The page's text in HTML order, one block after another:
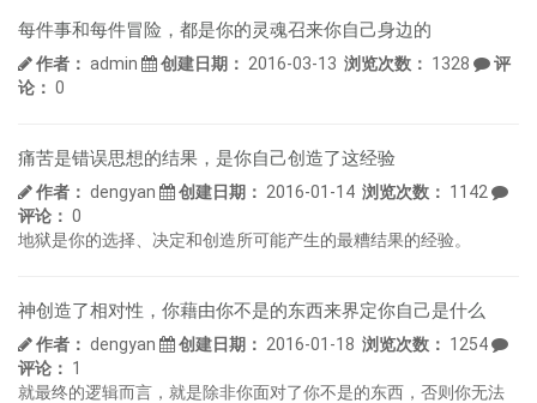
每件事和每件冒险，都是你的灵魂召来你自己身边的
作者： admin 创建日期： 2016-03-13 浏览次数： 1328
评
论： 0
痛苦是错误思想的结果，是你自己创造了这经验
作者： dengyan 创建日期： 2016-01-14 浏览次数： 1142
评论： 0
地狱是你的选择、决定和创造所可能产生的最糟结果的经验。
神创造了相对性，你藉由你不是的东西来界定你自己是什么
作者： dengyan 创建日期： 2016-01-18 浏览次数： 1254
评论： 1
就最终的逻辑而言，就是除非你面对了你不是的东西，否则你无法